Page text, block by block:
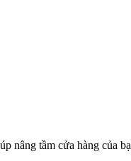
nâng tầm cửa hàng